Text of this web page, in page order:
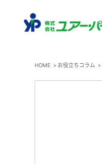
HOME お役立ちコラム